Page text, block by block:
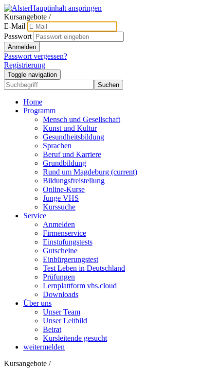
Hauptinhalt anspringen
Kursangebote /
E-Mail
Passwort
Anmelden
Passwort vergessen?
Registrierung
Toggle navigation
Suchen
Home
Programm
Mensch und Gesellschaft
Kunst und Kultur
Gesundheitsbildung
Sprachen
Beruf und Karriere
Grundbildung
Rund um Magdeburg (current)
Bildungsfreistellung
Online-Kurse
Junge VHS
Kurssuche
Service
Anmelden
Firmenservice
Einstufungstests
Gutscheine
Einbürgerungstest
Test Leben in Deutschland
Prüfungen
Lernplattform vhs.cloud
Downloads
Über uns
Unser Team
Unser Leitbild
Beirat
Kursleitende gesucht
weitermelden
Kursangebote /